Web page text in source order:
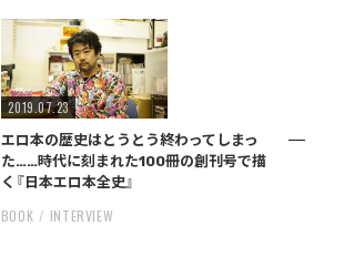
2019.07.23
エロ本の歴史はとうとう終わってしまっ
た……時代に刻まれた100冊の創刊号で描
く『日本エロ本全史』
BOOK INTERVIEW